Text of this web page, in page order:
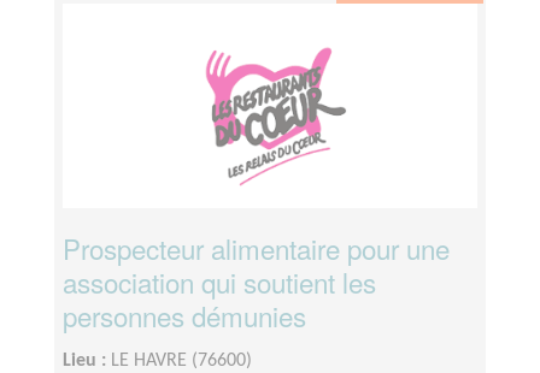
Prospecteur alimentaire pour une
association qui soutient les
personnes démunies
Lieu : LE HAVRE (76600)